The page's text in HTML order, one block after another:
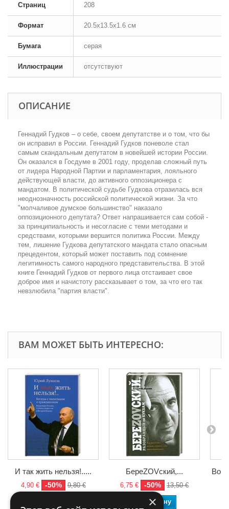
Страниц 208
Формат 20.5x13.5x1.6 см
Бумага серая
Иллюстрации отсутствуют
ОПИСАНИЕ
Геннадий Гудков – о себе, своем депутатстве и о том, что бы
он исправил в России. Геннадий Гудков поневоле стал
самым скандальным депутатом в новейшей истории России.
Он оказался в Госдуме в 2001 году, проделав сложный путь
от лидера Народной Партии и парламентария, лояльного
действующей власти, до активного оппозиционера с
мандатом. В политической судьбе Гудкова отразилась вся
неоднозначность российской политической жизни. За что
"молчаливое думское большинство" наказало
оппозиционного депутата? Ответ напрашивается сам собой -
за принципиальность и несогласие с теми методами и
средствами, которыми вершится политика России. Между
тем, лишение Гудкова депутатского мандата стало опасным
прецедентом, который может поставить под сомнение
легитимность самого народного представительства. В этой
книге Геннадий Гудков от первого лица отстаивает свое
доброе имя и начистоту рассказывает о том, за что его так
невзлюбила "партия власти".
ВАМ МОЖЕТ БЫТЬ ИНТЕРЕСНО:
И так жить нельзя!.....
4,90 € -50% 9,80 €
БереZOVский,...
6,75 € -50% 13,50 €
В корзину
×